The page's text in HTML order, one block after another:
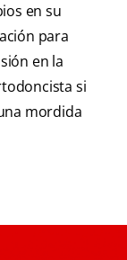
en su
para
en la
si
mordida